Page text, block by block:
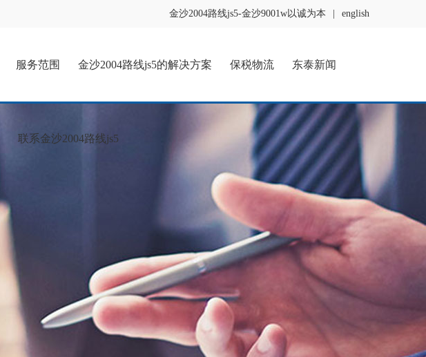
金沙2004路线js5-金沙9001w以诚为本 english
服务范围 金沙2004路线js5的解决方案 保税物流 东泰新闻
联系金沙2004路线js5